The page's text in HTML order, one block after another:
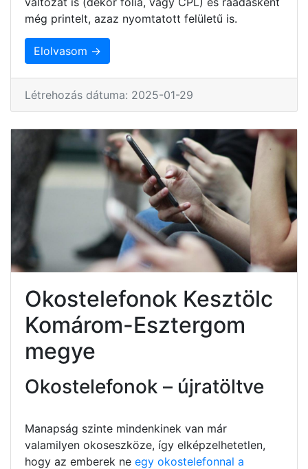
még printelt, azaz nyomtatott felületű is.
Elolvasom →
Létrehozás dátuma: 2025-01-29
Okostelefonok Kesztölc
Komárom-Esztergom
megye
Okostelefonok – újratöltve
Manapság szinte mindenkinek van már
valamilyen okoseszköze, így elképzelhetetlen,
hogy az emberek ne egy okostelefonnal a